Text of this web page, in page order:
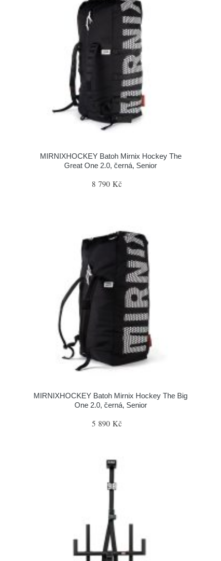
MIRNIXHOCKEY Batoh Mirnix Hockey The
Great One 2.0, černá, Senior
8 790 Kč
MIRNIXHOCKEY Batoh Mirnix Hockey The Big
One 2.0, černá, Senior
5 890 Kč